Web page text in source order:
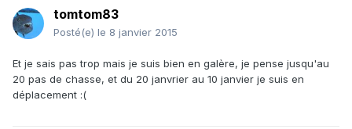
tomtom83
Posté(e) le 8 janvier 2015
Et je sais pas trop mais je suis bien en galère, je pense jusqu'au
20 pas de chasse, et du 20 janvrier au 10 janvier je suis en
déplacement :(